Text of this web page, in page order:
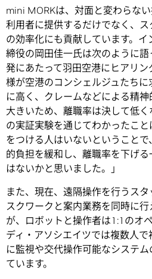
mini MORKは、対面と変わらな
利用者に提供するだけでなく、
の効率化にも貢献しています。
締役の岡田佳一氏は次のように語
発にあたって羽田空港にヒアリ
様が空港のコンシェルジュたち
に高く、クレームなどによる精
大きいため、離職率は決して低
の実証実験を通じてわかったこ
をつける人はいないということ
的負担を緩和し、離職率を下げ
はないかと思いました。」
また、現在、遠隔操作を行うス
スクワークと案内業務を同時に
が、ロボットと操作者は1:1のオ
ディ・アソシエイツでは複数人
に監視や交代操作可能なシステ
ています。